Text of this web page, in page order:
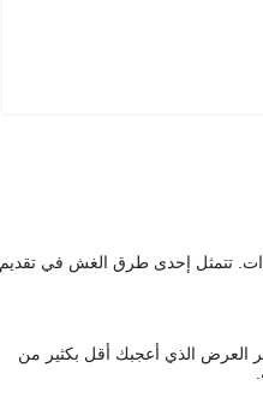
تتمثل إحدى طرق الغش في تقديم
العرض الذي أعجبك أقل بكثير من